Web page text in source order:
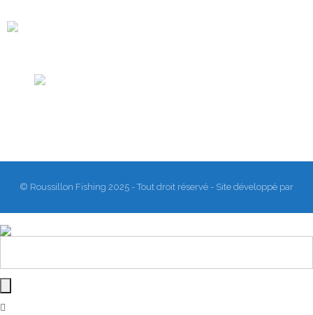
© Roussillon Fishing 2025 - Tout droit réservé - Site développé par
Matthieu Sanogho&Rodmaps